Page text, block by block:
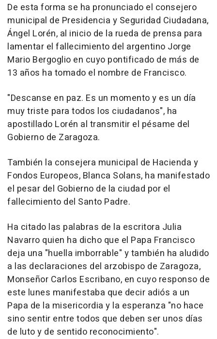
De esta forma se ha pronunciado el consejero
municipal de Presidencia y Seguridad Ciudadana,
Ángel Lorén, al inicio de la rueda de prensa para
lamentar el fallecimiento del argentino Jorge
Mario Bergoglio en cuyo pontificado de más de
13 años ha tomado el nombre de Francisco.
"Descanse en paz. Es un momento y es un día
muy triste para todos los ciudadanos", ha
apostillado Lorén al transmitir el pésame del
Gobierno de Zaragoza.
También la consejera municipal de Hacienda y
Fondos Europeos, Blanca Solans, ha manifestado
el pesar del Gobierno de la ciudad por el
fallecimiento del Santo Padre.
Ha citado las palabras de la escritora Julia
Navarro quien ha dicho que el Papa Francisco
deja una "huella imborrable" y también ha aludido
a las declaraciones del arzobispo de Zaragoza,
Monseñor Carlos Escribano, en cuyo responso de
este lunes manifestaba que decir adiós a un
Papa de la misericordia y la esperanza "no hace
sino sentir entre todos que deben ser unos días
de luto y de sentido reconocimiento".